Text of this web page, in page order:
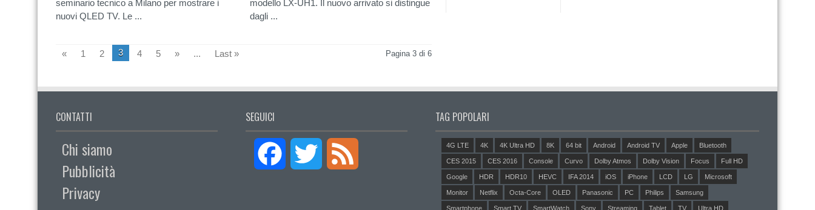
seminario tecnico a Milano per mostrare i
nuovi QLED TV. Le ...
modello LX-UH1. Il nuovo arrivato si distingue
dagli ...
Pagina 3 di 6
« 1 2 3 4 5 » ... Last »
CONTATTI
Chi siamo
Pubblicità
Privacy
SEGUICI
Facebook Twitter
TAG POPOLARI
4G LTE 4K 4K Ultra HD 8K 64 bit Android Android TV Apple Bluetooth
CES 2015 CES 2016 Console Curvo Dolby Atmos Dolby Vision Focus Full HD
Google HDR HDR10 HEVC IFA 2014 iOS iPhone LCD LG Microsoft
Monitor Netflix Octa-Core OLED Panasonic PC Philips Samsung
Smartphone Smart TV SmartWatch Sony Streaming Tablet TV Ultra HD